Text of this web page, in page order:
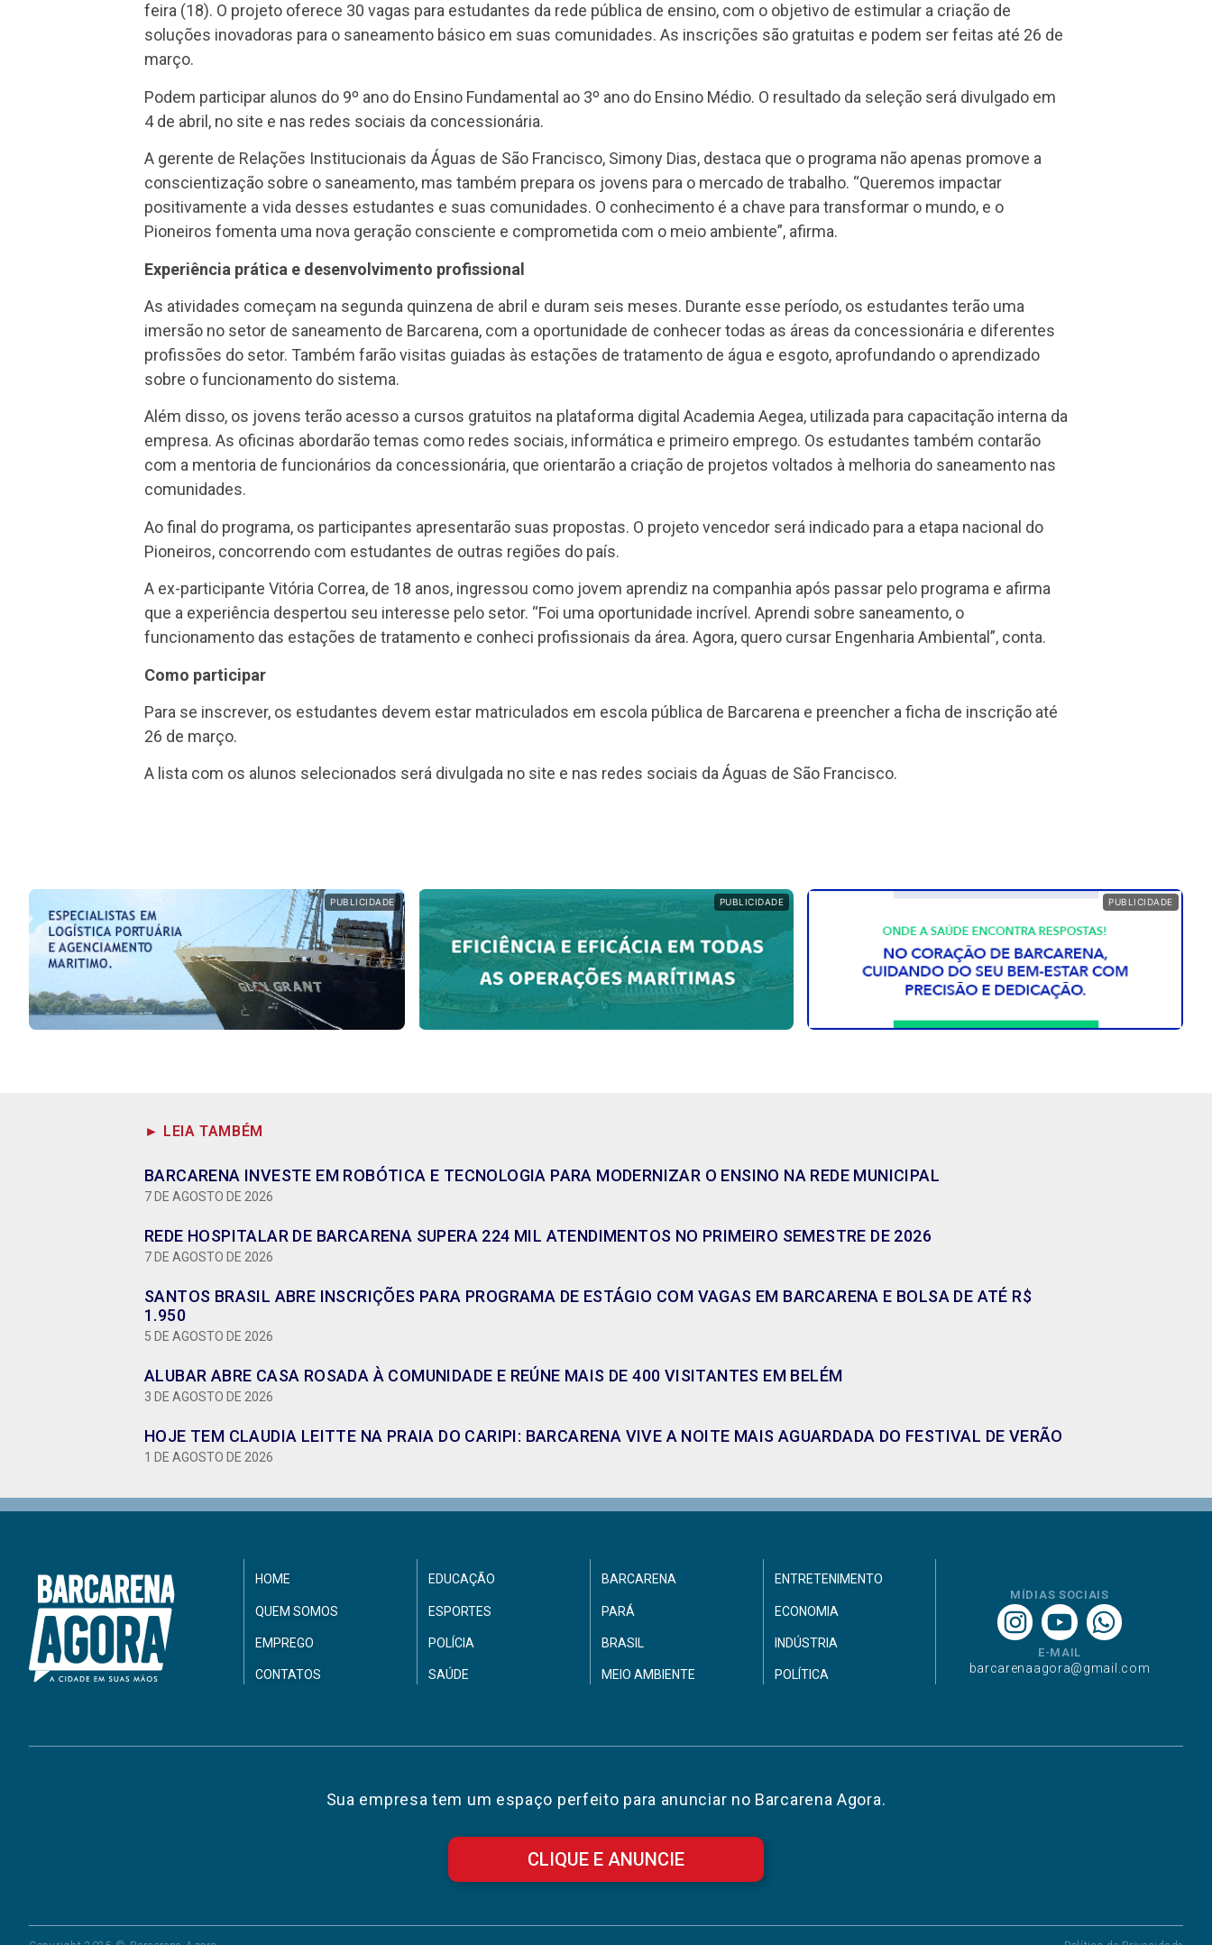
feira (18). O projeto oferece 30 vagas para estudantes da rede pública de ensino, com o objetivo de estimular a criação de
soluções inovadoras para o saneamento básico em suas comunidades. As inscrições são gratuitas e podem ser feitas até 26 de
março.
Podem participar alunos do 9º ano do Ensino Fundamental ao 3º ano do Ensino Médio. O resultado da seleção será divulgado em
4 de abril, no site e nas redes sociais da concessionária.
A gerente de Relações Institucionais da Águas de São Francisco, Simony Dias, destaca que o programa não apenas promove a
conscientização sobre o saneamento, mas também prepara os jovens para o mercado de trabalho. “Queremos impactar
positivamente a vida desses estudantes e suas comunidades. O conhecimento é a chave para transformar o mundo, e o
Pioneiros fomenta uma nova geração consciente e comprometida com o meio ambiente”, afirma.
Experiência prática e desenvolvimento profissional
As atividades começam na segunda quinzena de abril e duram seis meses. Durante esse período, os estudantes terão uma
imersão no setor de saneamento de Barcarena, com a oportunidade de conhecer todas as áreas da concessionária e diferentes
profissões do setor. Também farão visitas guiadas às estações de tratamento de água e esgoto, aprofundando o aprendizado
sobre o funcionamento do sistema.
Além disso, os jovens terão acesso a cursos gratuitos na plataforma digital Academia Aegea, utilizada para capacitação interna da
empresa. As oficinas abordarão temas como redes sociais, informática e primeiro emprego. Os estudantes também contarão
com a mentoria de funcionários da concessionária, que orientarão a criação de projetos voltados à melhoria do saneamento nas
comunidades.
Ao final do programa, os participantes apresentarão suas propostas. O projeto vencedor será indicado para a etapa nacional do
Pioneiros, concorrendo com estudantes de outras regiões do país.
A ex-participante Vitória Correa, de 18 anos, ingressou como jovem aprendiz na companhia após passar pelo programa e afirma
que a experiência despertou seu interesse pelo setor. “Foi uma oportunidade incrível. Aprendi sobre saneamento, o
funcionamento das estações de tratamento e conheci profissionais da área. Agora, quero cursar Engenharia Ambiental”, conta.
Como participar
Para se inscrever, os estudantes devem estar matriculados em escola pública de Barcarena e preencher a ficha de inscrição até
26 de março.
A lista com os alunos selecionados será divulgada no site e nas redes sociais da Águas de São Francisco.
PUBLICIDADE PUBLICIDADE PUBLICIDADE
► LEIA TAMBÉM
BARCARENA INVESTE EM ROBÓTICA E TECNOLOGIA PARA MODERNIZAR O ENSINO NA REDE MUNICIPAL
7 DE AGOSTO DE 2026
REDE HOSPITALAR DE BARCARENA SUPERA 224 MIL ATENDIMENTOS NO PRIMEIRO SEMESTRE DE 2026
7 DE AGOSTO DE 2026
SANTOS BRASIL ABRE INSCRIÇÕES PARA PROGRAMA DE ESTÁGIO COM VAGAS EM BARCARENA E BOLSA DE ATÉ R$
1.950
5 DE AGOSTO DE 2026
ALUBAR ABRE CASA ROSADA À COMUNIDADE E REÚNE MAIS DE 400 VISITANTES EM BELÉM
3 DE AGOSTO DE 2026
HOJE TEM CLAUDIA LEITTE NA PRAIA DO CARIPI: BARCARENA VIVE A NOITE MAIS AGUARDADA DO FESTIVAL DE VERÃO
1 DE AGOSTO DE 2026
HOME
QUEM SOMOS
EMPREGO
CONTATOS
EDUCAÇÃO
ESPORTES
POLÍCIA
SAÚDE
BARCARENA
PARÁ
BRASIL
MEIO AMBIENTE
ENTRETENIMENTO
ECONOMIA
INDÚSTRIA
POLÍTICA
MÍDIAS SOCIAIS
E-MAIL
barcarenaagora@gmail.com
Sua empresa tem um espaço perfeito para anunciar no Barcarena Agora.
CLIQUE E ANUNCIE